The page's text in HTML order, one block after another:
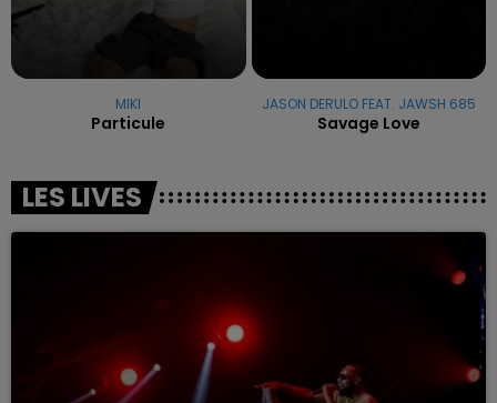
MIKI
Particule
JASON DERULO FEAT. JAWSH 685
Savage Love
LES LIVES